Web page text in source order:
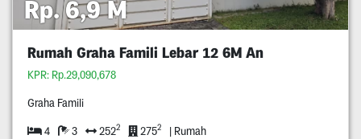
Rp. 6,9 M
Rumah Graha Famili Lebar 12 6M An
KPR: Rp.29,090,678
Graha Famili
4 3 2522 2752 | Rumah